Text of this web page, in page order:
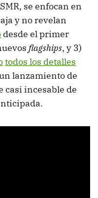
se enfocan en
y no revelan
desde el primer
flagships, y 3)
todos los detalles
lanzamiento de
casi incesable de